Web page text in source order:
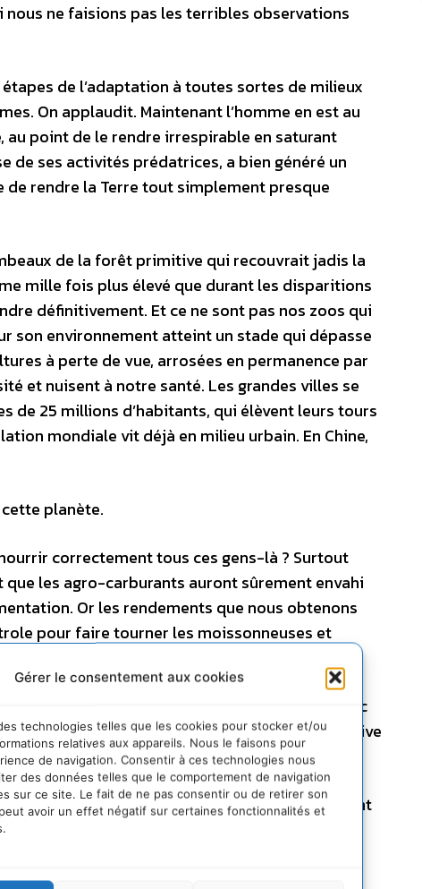
Gérer le consentement aux cookies
technologies telles que les cookies pour stocker et/ou
relatives aux appareils. Nous le faisons pour
de navigation. Consentir à ces technologies nous
des données telles que le comportement de navigation
sur ce site. Le fait de ne pas consentir ou de retirer son
avoir un effet négatif sur certaines fonctionnalités et
ne faisions pas les terribles observations
de l’adaptation à toutes sortes de milieux
On applaudit. Maintenant l’homme en est au
point de le rendre irrespirable en saturant
de ses activités prédatrices, a bien généré un
rendre la Terre tout simplement presque
de la forêt primitive qui recouvrait jadis la
mille fois plus élevé que durant les disparitions
définitivement. Et ce ne sont pas nos zoos qui
son environnement atteint un stade qui dépasse
à perte de vue, arrosées en permanence par
et nuisent à notre santé. Les grandes villes se
25 millions d’habitants, qui élèvent leurs tours
mondiale vit déjà en milieu urbain. En Chine,
planète.
correctement tous ces gens-là ? Surtout
les agro-carburants auront sûrement envahi
Or les rendements que nous obtenons
pour faire tourner les moissonneuses et
à la table des milliards de convives. Donc
C’est ce qui nous pend au nez. Quelle perspective
radicales! Que nous changions complètement
de nouvelles bonnes raisons de se faire des